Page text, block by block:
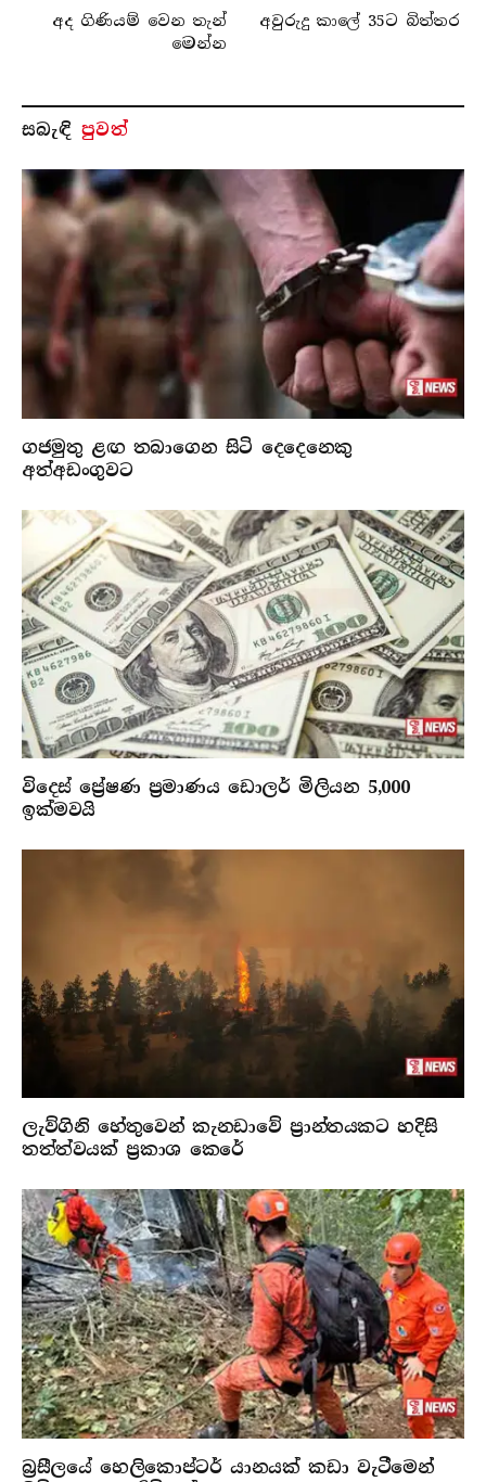
අද ගිණියම් වෙන තැන්
මෙන්න
අවුරුදු කාලේ 35ට බිත්තර
සබැ​ඳි පුවත්
ගජමුතු ළඟ තබාගෙන සිටි දෙදෙනෙකු
අත්අඩංගුවට
විදෙස් ප්‍රේෂණ ප්‍රමාණය ඩොලර් මිලියන 5,000
ඉක්මවයි
ලැව්ගිනි හේතුවෙන් කැනඩාවේ ප්‍රාන්තයකට හදිසි
තත්ත්වයක් ප්‍රකාශ කෙරේ
බ්‍රසීලයේ හෙලිකොප්ටර් යානයක් කඩා වැටීමෙන්